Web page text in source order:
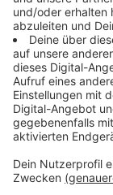
gestaltet -
Expertenjury
Veröffentlicht:
Anzeige